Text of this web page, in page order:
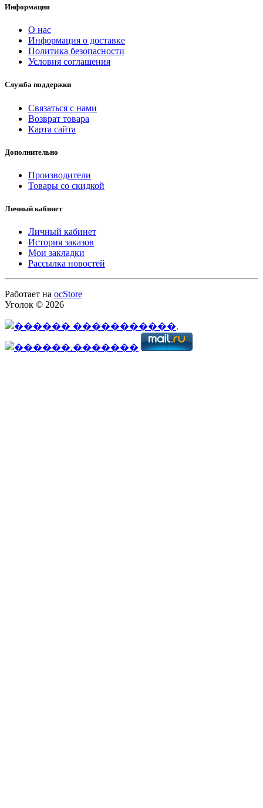
Информация
О нас
Информация о доставке
Политика безопасности
Условия соглашения
Служба поддержки
Связаться с нами
Возврат товара
Карта сайта
Дополнительно
Производители
Товары со скидкой
Личный кабинет
Личный кабинет
История заказов
Мои закладки
Рассылка новостей
Работает на ocStore
Уголок © 2026
.